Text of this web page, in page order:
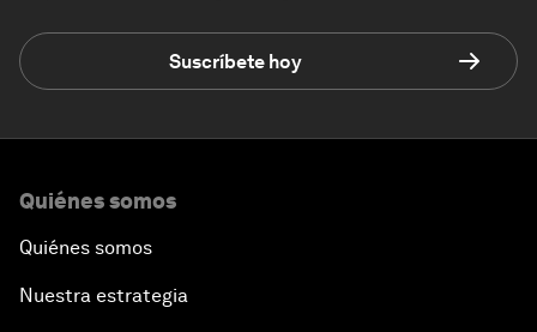
Suscríbete hoy
Quiénes somos
Quiénes somos
Nuestra estrategia